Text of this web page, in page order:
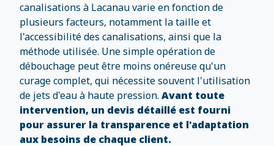
canalisations à Lacanau varie en fonction de
plusieurs facteurs, notamment la taille et
l'accessibilité des canalisations, ainsi que la
méthode utilisée. Une simple opération de
débouchage peut être moins onéreuse qu'un
curage complet, qui nécessite souvent l'utilisation
de jets d'eau à haute pression. Avant toute
intervention, un devis détaillé est fourni
pour assurer la transparence et l'adaptation
aux besoins de chaque client.